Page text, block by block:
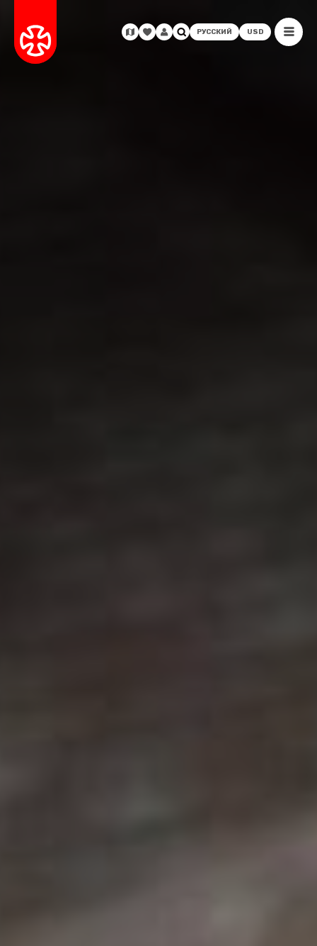
РУССКИЙ USD